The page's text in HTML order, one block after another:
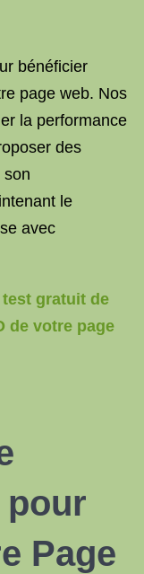
bénéficier
page web. Nos
la performance
des
son
le
avec
gratuit de
de votre page
pour
Page